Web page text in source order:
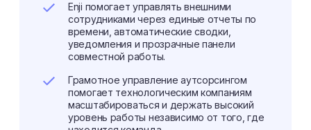
Enji помогает управлять внешними
сотрудниками через единые отчеты по
времени, автоматические сводки,
уведомления и прозрачные панели
совместной работы.
Грамотное управление аутсорсингом
помогает технологическим компаниям
масштабироваться и держать высокий
уровень работы независимо от того, где